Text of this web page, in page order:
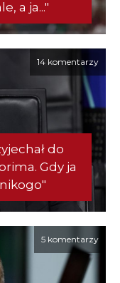
a ja..."
14 komentarzy
do
Gdy ja
5 komentarzy